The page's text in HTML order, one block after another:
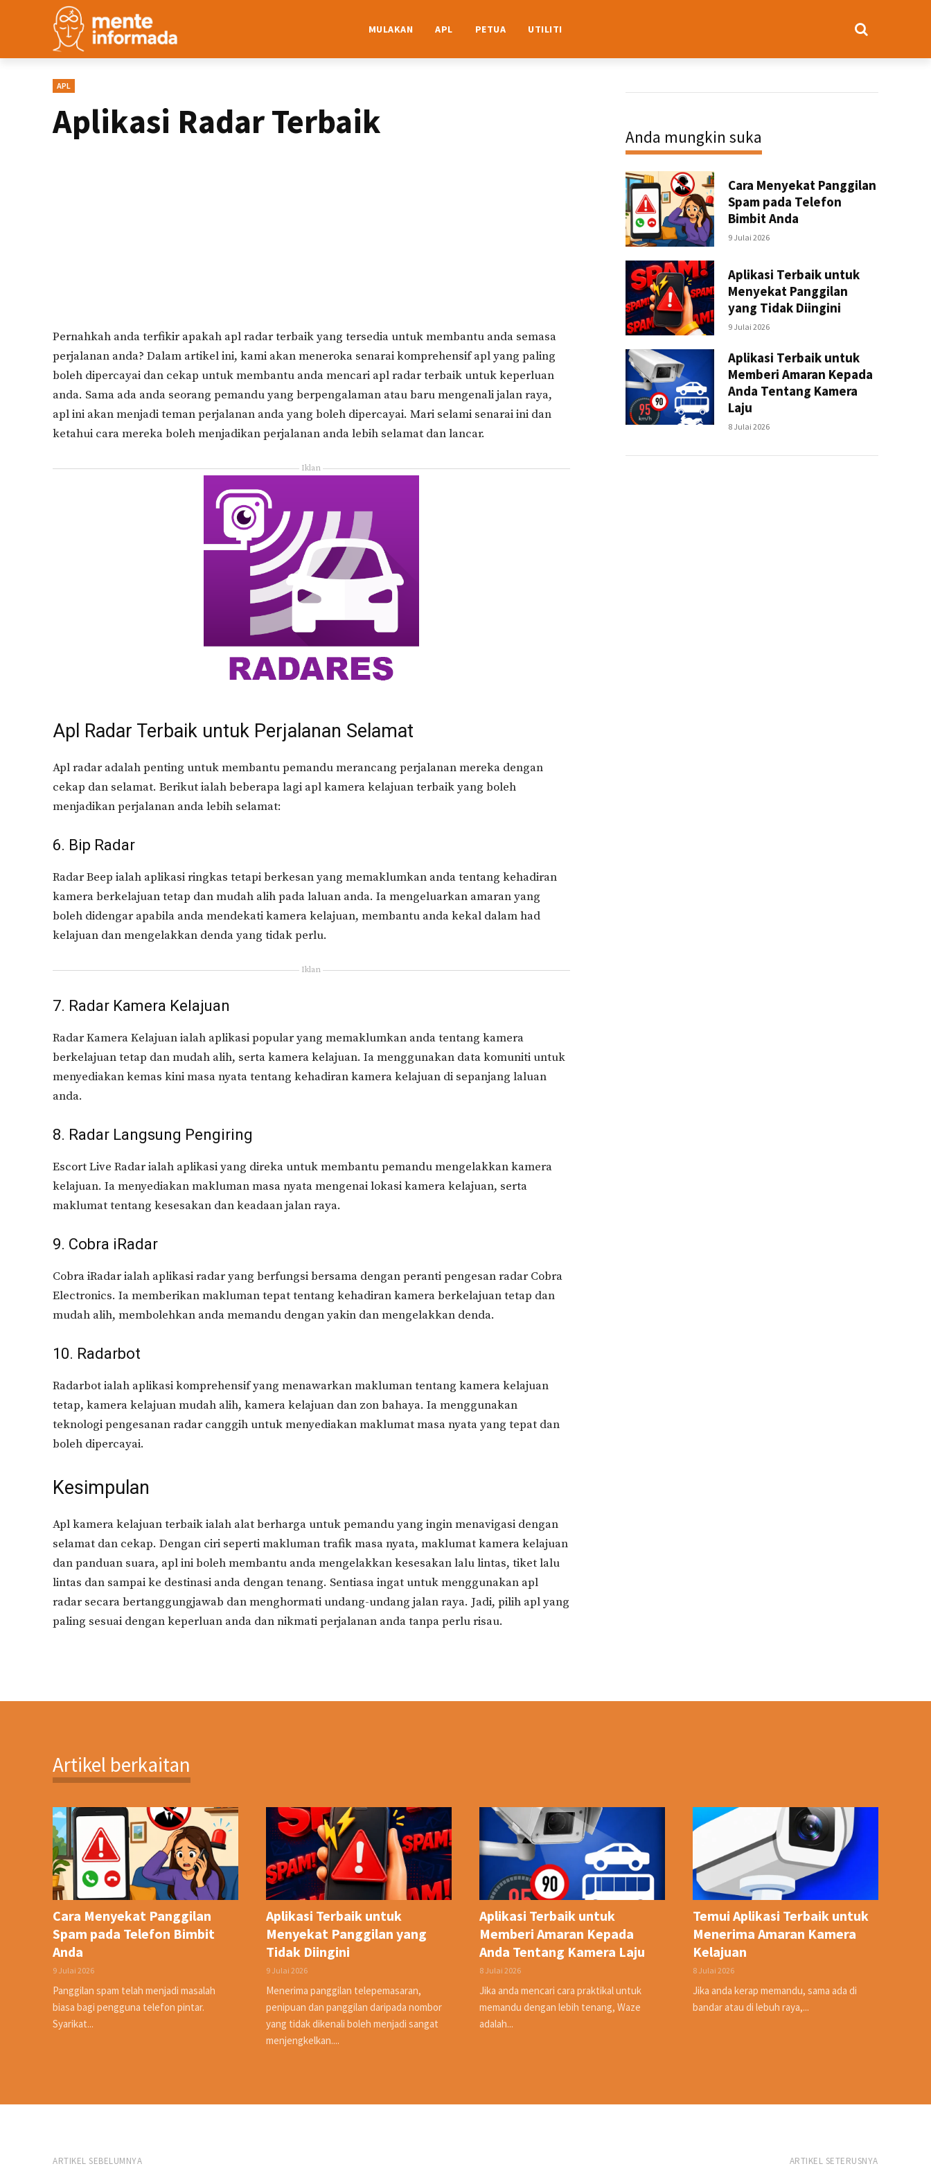
MULAKAN APL PETUA UTILITI
APL
Aplikasi Radar Terbaik
Pernahkah anda terfikir apakah apl radar terbaik yang tersedia untuk membantu anda semasa
perjalanan anda? Dalam artikel ini, kami akan meneroka senarai komprehensif apl yang paling
boleh dipercayai dan cekap untuk membantu anda mencari apl radar terbaik untuk keperluan
anda. Sama ada anda seorang pemandu yang berpengalaman atau baru mengenali jalan raya,
apl ini akan menjadi teman perjalanan anda yang boleh dipercayai. Mari selami senarai ini dan
ketahui cara mereka boleh menjadikan perjalanan anda lebih selamat dan lancar.
Iklan
Apl Radar Terbaik untuk Perjalanan Selamat
Apl radar adalah penting untuk membantu pemandu merancang perjalanan mereka dengan
cekap dan selamat. Berikut ialah beberapa lagi apl kamera kelajuan terbaik yang boleh
menjadikan perjalanan anda lebih selamat:
6. Bip Radar
Radar Beep ialah aplikasi ringkas tetapi berkesan yang memaklumkan anda tentang kehadiran
kamera berkelajuan tetap dan mudah alih pada laluan anda. Ia mengeluarkan amaran yang
boleh didengar apabila anda mendekati kamera kelajuan, membantu anda kekal dalam had
kelajuan dan mengelakkan denda yang tidak perlu.
Iklan
7. Radar Kamera Kelajuan
Radar Kamera Kelajuan ialah aplikasi popular yang memaklumkan anda tentang kamera
berkelajuan tetap dan mudah alih, serta kamera kelajuan. Ia menggunakan data komuniti untuk
menyediakan kemas kini masa nyata tentang kehadiran kamera kelajuan di sepanjang laluan
anda.
8. Radar Langsung Pengiring
Escort Live Radar ialah aplikasi yang direka untuk membantu pemandu mengelakkan kamera
kelajuan. Ia menyediakan makluman masa nyata mengenai lokasi kamera kelajuan, serta
maklumat tentang kesesakan dan keadaan jalan raya.
9. Cobra iRadar
Cobra iRadar ialah aplikasi radar yang berfungsi bersama dengan peranti pengesan radar Cobra
Electronics. Ia memberikan makluman tepat tentang kehadiran kamera berkelajuan tetap dan
mudah alih, membolehkan anda memandu dengan yakin dan mengelakkan denda.
10. Radarbot
Radarbot ialah aplikasi komprehensif yang menawarkan makluman tentang kamera kelajuan
tetap, kamera kelajuan mudah alih, kamera kelajuan dan zon bahaya. Ia menggunakan
teknologi pengesanan radar canggih untuk menyediakan maklumat masa nyata yang tepat dan
boleh dipercayai.
Kesimpulan
Apl kamera kelajuan terbaik ialah alat berharga untuk pemandu yang ingin menavigasi dengan
selamat dan cekap. Dengan ciri seperti makluman trafik masa nyata, maklumat kamera kelajuan
dan panduan suara, apl ini boleh membantu anda mengelakkan kesesakan lalu lintas, tiket lalu
lintas dan sampai ke destinasi anda dengan tenang. Sentiasa ingat untuk menggunakan apl
radar secara bertanggungjawab dan menghormati undang-undang jalan raya. Jadi, pilih apl yang
paling sesuai dengan keperluan anda dan nikmati perjalanan anda tanpa perlu risau.
Anda mungkin suka
Cara Menyekat Panggilan
Spam pada Telefon
Bimbit Anda
9 Julai 2026
Aplikasi Terbaik untuk
Menyekat Panggilan
yang Tidak Diingini
9 Julai 2026
Aplikasi Terbaik untuk
Memberi Amaran Kepada
Anda Tentang Kamera
Laju
8 Julai 2026
Artikel berkaitan
Cara Menyekat Panggilan
Spam pada Telefon Bimbit
Anda
9 Julai 2026
Panggilan spam telah menjadi masalah
biasa bagi pengguna telefon pintar.
Syarikat...
Aplikasi Terbaik untuk
Menyekat Panggilan yang
Tidak Diingini
9 Julai 2026
Menerima panggilan telepemasaran,
penipuan dan panggilan daripada nombor
yang tidak dikenali boleh menjadi sangat
menjengkelkan....
Aplikasi Terbaik untuk
Memberi Amaran Kepada
Anda Tentang Kamera Laju
8 Julai 2026
Jika anda mencari cara praktikal untuk
memandu dengan lebih tenang, Waze
adalah...
Temui Aplikasi Terbaik untuk
Menerima Amaran Kamera
Kelajuan
8 Julai 2026
Jika anda kerap memandu, sama ada di
bandar atau di lebuh raya,...
ARTIKEL SEBELUMNYA ARTIKEL SETERUSNYA